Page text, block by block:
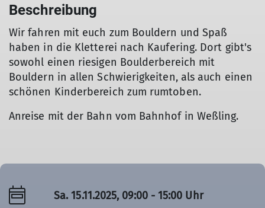
Beschreibung
Wir fahren mit euch zum Bouldern und Spaß
haben in die Kletterei nach Kaufering. Dort gibt's
sowohl einen riesigen Boulderbereich mit
Bouldern in allen Schwierigkeiten, als auch einen
schönen Kinderbereich zum rumtoben.
Anreise mit der Bahn vom Bahnhof in Weßling.
Sa. 15.11.2025, 09:00 - 15:00 Uhr